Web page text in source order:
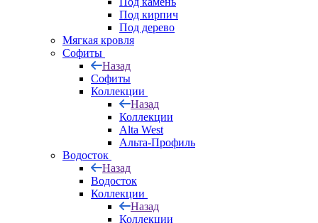
Под кирпич
Под дерево
Мягкая кровля
Софиты
Назад
Софиты
Коллекции
Назад
Коллекции
Alta West
Альта-Профиль
Водосток
Назад
Водосток
Коллекции
Назад
Коллекции